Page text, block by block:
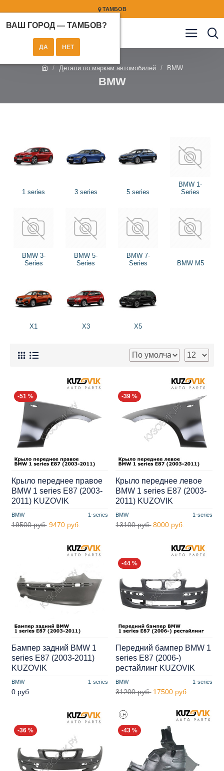
ТАМБОВ
ВАШ ГОРОД — ТАМБОВ?
Детали по маркам автомобилей BMW
BMW
1 series 3 series 5 series
BMW 1-
Series
BMW 3-
Series
BMW 5-
Series
BMW 7-
Series
BMW M5
X1 X3 X5
-51 %
BMW 1-series
Крыло переднее правое
BMW 1 series E87 (2003-
2011) KUZOVIK
19500 руб. 9470 руб.
-39 %
BMW 1-series
Крыло переднее левое
BMW 1 series E87 (2003-
2011) KUZOVIK
13100 руб. 8000 руб.
BMW 1-series
Бампер задний BMW 1
series E87 (2003-2011)
KUZOVIK
0 руб.
-44 %
BMW 1-series
Передний бампер BMW 1
series E87 (2006-)
рестайлинг KUZOVIK
31200 руб. 17500 руб.
-36 % -43 %